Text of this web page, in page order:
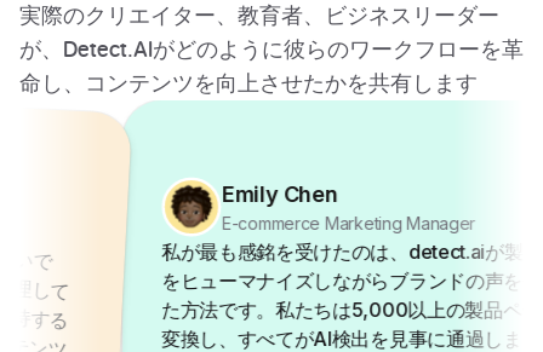
実際のクリエイター、教育者、ビジネスリーダー
が、Detect.AIがどのように彼らのワークフローを革
命し、コンテンツを向上させたかを共有します
Emily Chen
E-commerce Marketing Manager
私が最も感銘を受けたのは、detect.aiが製品説明
をヒューマナイズしながらブランドの声を保持し
た方法です。私たちは5,000以上の製品ページを
変換し、すべてがAI検出を見事に通過しました。